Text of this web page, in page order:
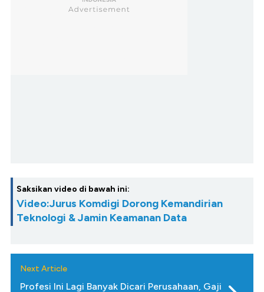
Saksikan video di bawah ini:
Video:Jurus Komdigi Dorong Kemandirian
Teknologi & Jamin Keamanan Data
Next Article
Profesi Ini Lagi Banyak Dicari Perusahaan, Gaji